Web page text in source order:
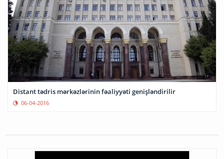
Distant tədris mərkəzlərinin fəaliyyəti genişləndirilir
06-04-2016